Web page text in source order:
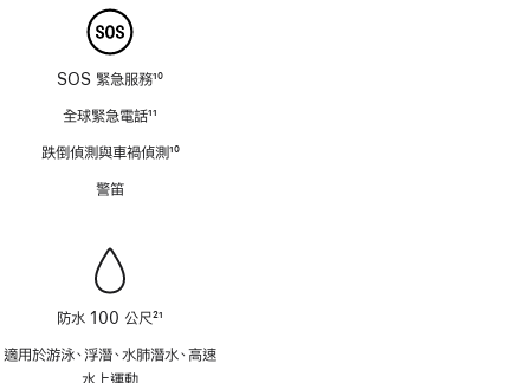
SOS 緊急服務10
全球緊急電話11
跌倒偵測與車禍偵測10
警笛
防水 100 公尺21
適用於游泳、浮潛、水肺潛水、高速
水上運動